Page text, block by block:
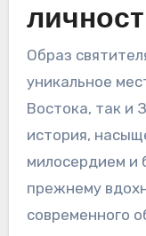
Образ
уникальное
Востока, так и
история,
милосердием и
прежнему
современного